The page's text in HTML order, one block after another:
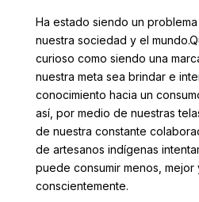
Ha estado siendo un
nuestra sociedad y el
curioso como siendo una
nuestra meta sea brindar e
conocimiento hacia un
así, por medio de nuestras
de nuestra constante
de artesanos indígenas
puede consumir menos, mejor
conscientemente.